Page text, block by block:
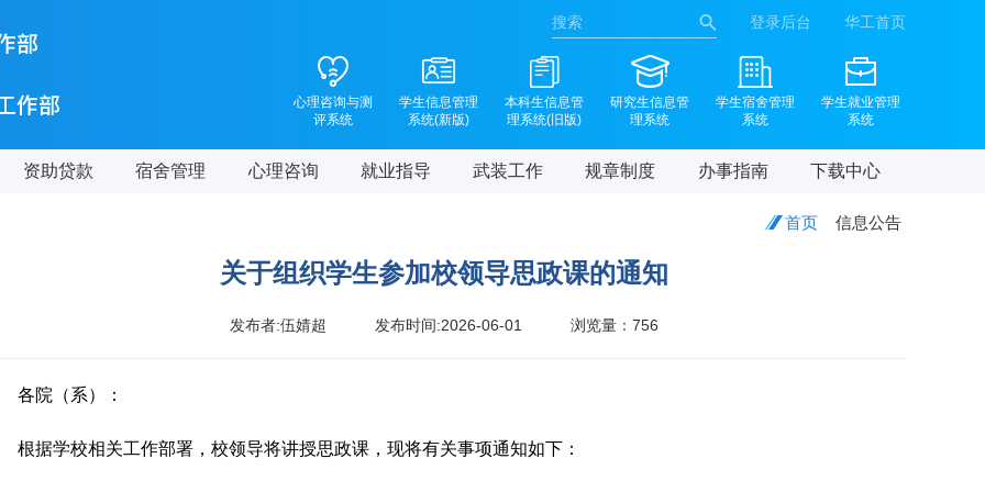
登录后台 华工首页
心理咨询与测
评系统
学生信息管理
系统(新版)
本科生信息管
理系统(旧版)
研究生信息管
理系统
学生宿舍管理
系统
学生就业管理
系统
资助贷款 宿舍管理 心理咨询 就业指导 武装工作 规章制度 办事指南 下载中心
首页 信息公告
关于组织学生参加校领导思政课的通知
发布者:伍婧超 发布时间:2026-06-01 浏览量： 756
各院（系）：
根据学校相关工作部署，校领导将讲授思政课，现将有关事项通知如下：